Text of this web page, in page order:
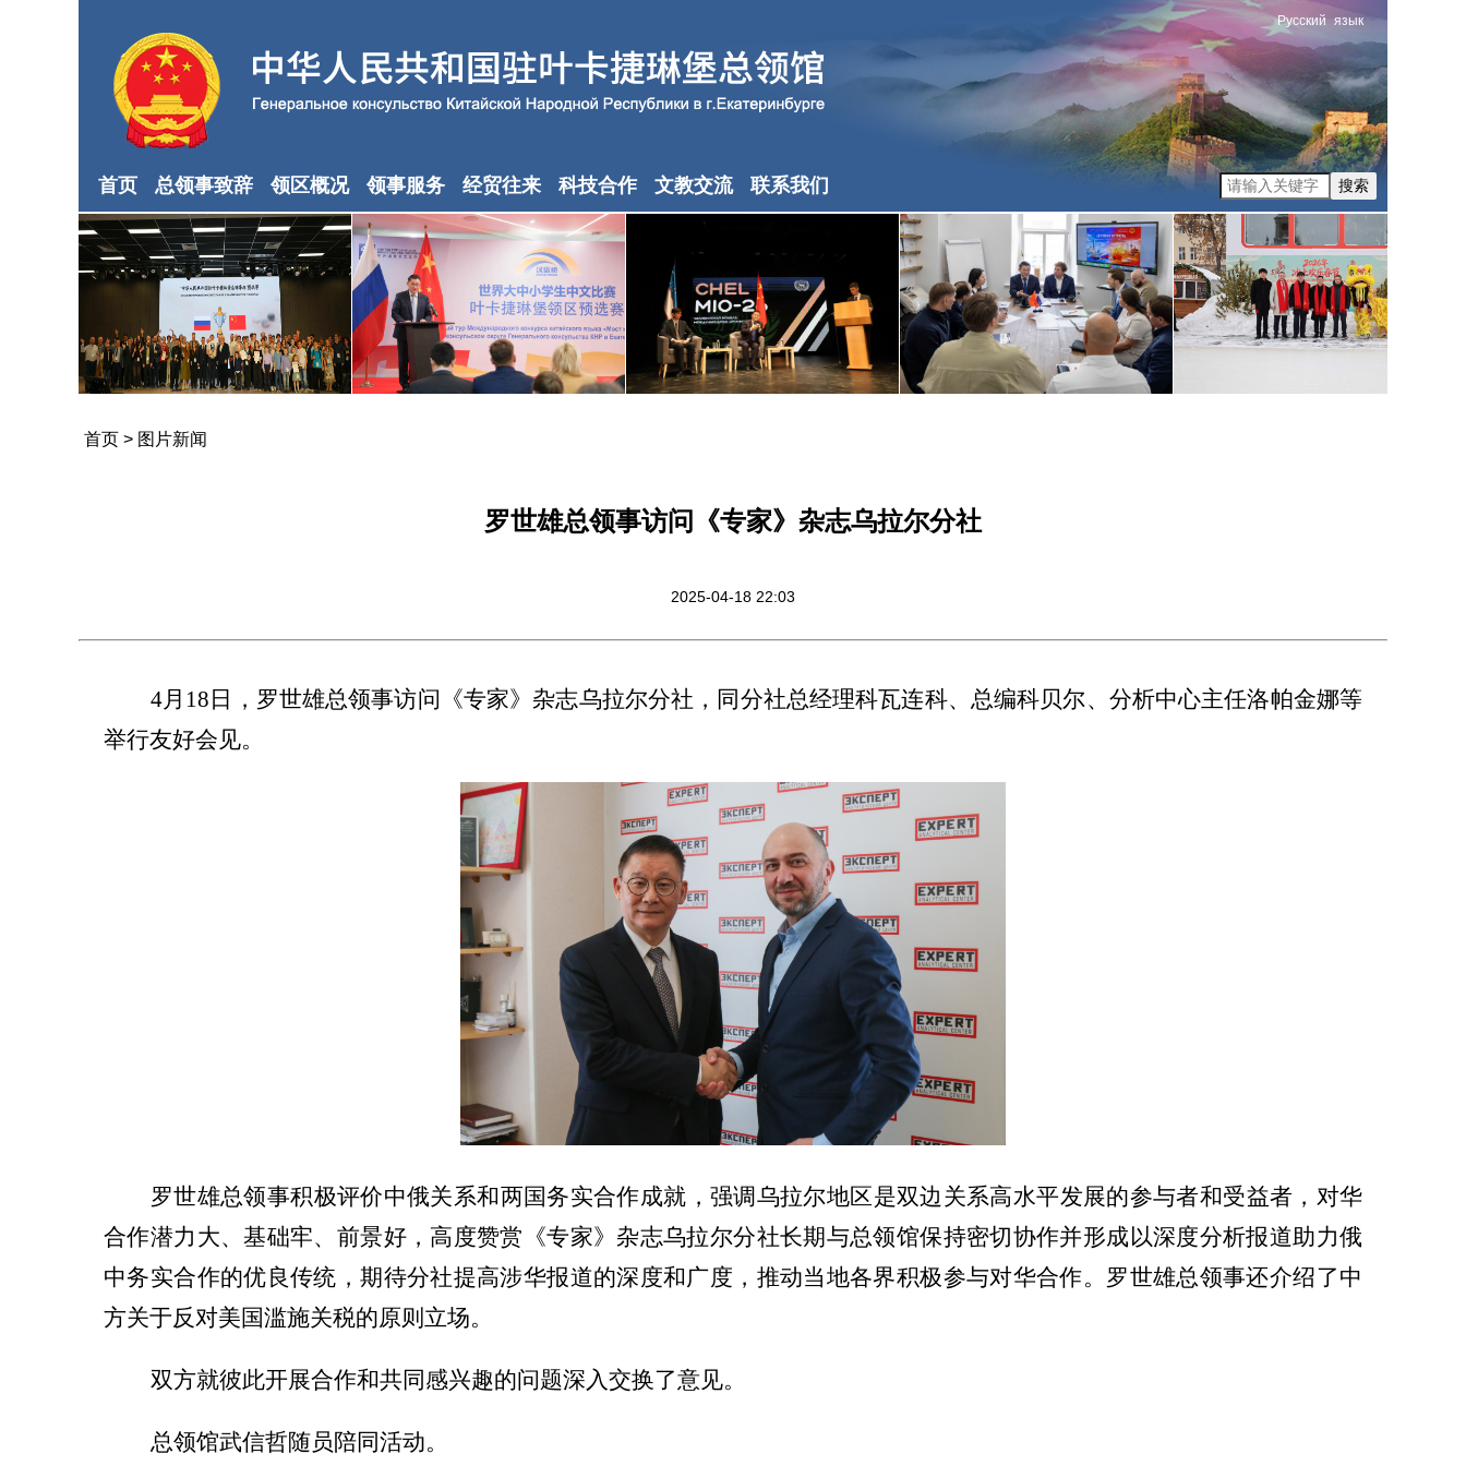
Русский язык
首页 总领事致辞 领区概况 领事服务 经贸往来 科技合作 文教交流 联系我们 搜索
首页 > 图片新闻
罗世雄总领事访问《专家》杂志乌拉尔分社
2025-04-18 22:03
4月 18 日，罗世雄总领事访问《专家》杂志乌拉尔分社，同分社总经理科瓦连科、总编科贝尔、分析中心主任洛帕金娜等
举行友好会见。
罗世雄总领事积极评价中俄关系和两国务实合作成就，强调乌拉尔地区是双边关系高水平发展的参与者和受益者，对华
合作潜力大、基础牢、前景好，高度赞赏《专家》杂志乌拉尔分社长期与总领馆保持密切协作并形成以深度分析报道助力俄
中务实合作的优良传统，期待分社提高涉华报道的深度和广度，推动当地各界积极参与对华合作。罗世雄总领事还介绍了中
方关于反对美国滥施关税的原则立场。
双方就彼此开展合作和共同感兴趣的问题深入交换了意见。
总领馆武信哲随员陪同活动。